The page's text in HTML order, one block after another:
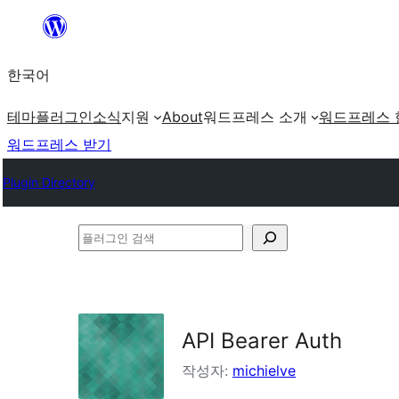
츠
로
로
가
한국어
테마플러그인소식지원 About워드프레스 소개 워드프레스
워드프레스 받기
Plugin Directory
플
인
검
색
API Bearer Auth
작성자: michielve